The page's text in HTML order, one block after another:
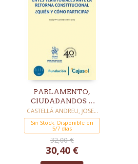
PARLAMENTO,
CIUDADANDOS Y
ENTES
TERRITORIALES
ANTE LA REFORMA
CONSTITUCIONAL
CASTELLÁ ANDREU, JOSEP
Mª
Sin Stock. Disponible en
5/7 días
32,00 €
30,40 €